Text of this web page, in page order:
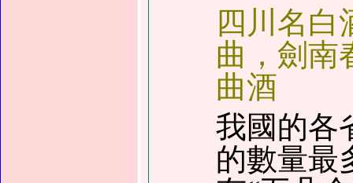
四川名白
曲，劍南
曲酒
我國的各
的數量最